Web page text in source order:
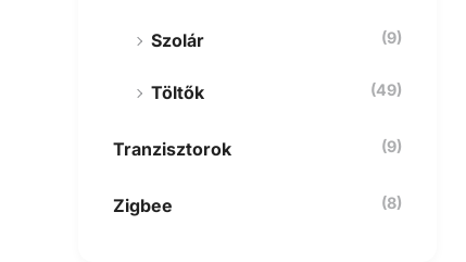
Szolár (9)
Töltők (49)
Tranzisztorok (9)
Zigbee (8)